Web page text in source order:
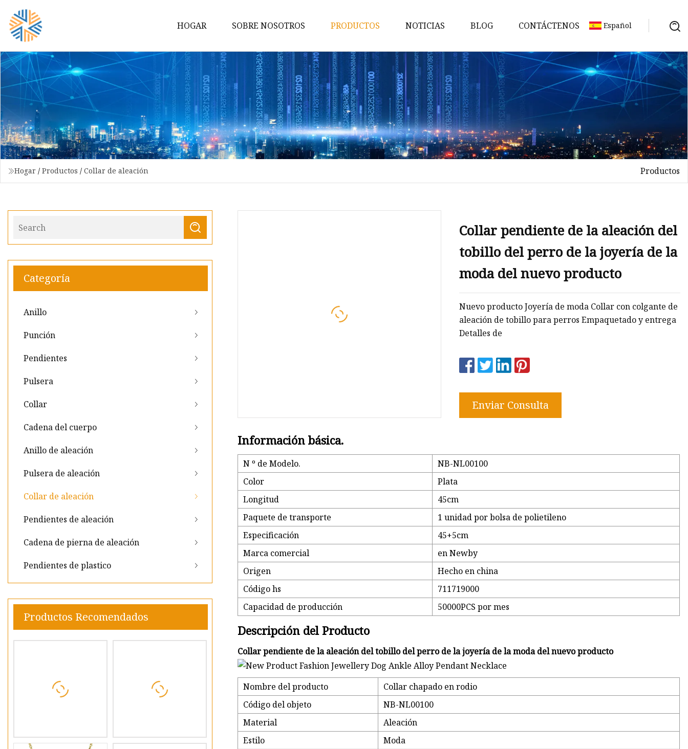
HOGAR SOBRE NOSOTROS PRODUCTOS
Anillo
Punción
Pendientes
Pulsera
Collar
Cadena del cuerpo
Collar de aleación
NOTICIAS BLOG CONTÁCTENOS Español
Hogar / Productos / Collar de aleación Productos
Categoría
Anillo
Punción
Pendientes
Pulsera
Collar
Cadena del cuerpo
Anillo de aleación
Pulsera de aleación
Collar de aleación
Pendientes de aleación
Cadena de pierna de aleación
Pendientes de plastico
Productos Recomendados
Collar pendiente de la aleación del
tobillo del perro de la joyería de la
moda del nuevo producto
Nuevo producto Joyería de moda Collar con colgante de
aleación de tobillo para perros Empaquetado y entrega
Detalles de
Enviar Consulta
Información básica.
N º de Modelo.
NB-NL00100
Color
Plata
Longitud
45cm
Paquete de transporte
1 unidad por bolsa de polietileno
Especificación
45+5cm
Marca comercial
en Newby
Origen
Hecho en china
Código hs
711719000
Capacidad de producción
50000PCS por mes
Descripción del Producto
Collar pendiente de la aleación del tobillo del perro de la joyería de la moda del nuevo producto
Nombre del producto
Collar chapado en rodio
Código del objeto
NB-NL00100
Material
Aleación
Estilo
Moda